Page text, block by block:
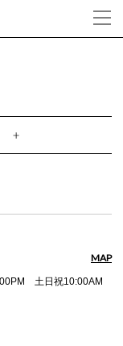
MAP
土日祝10:00AM